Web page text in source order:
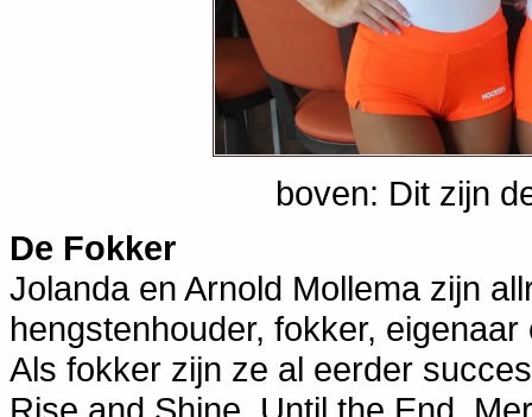
boven: Dit zijn
De Fokker
Jolanda en Arnold Mollema zijn
hengstenhouder, fokker,
Als fokker zijn ze al eerder
Rise and Shine, Until the End,